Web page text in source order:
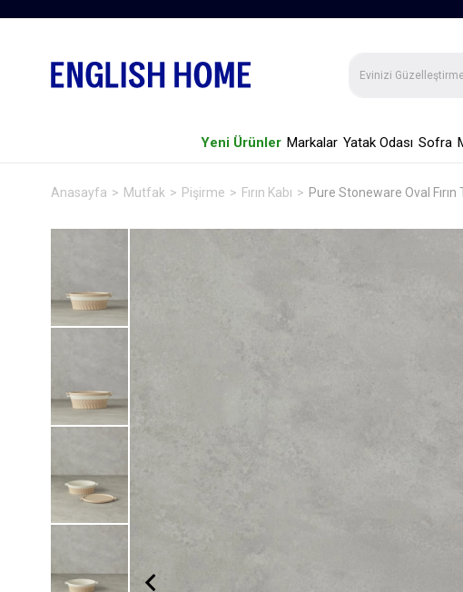
Yeni Ürünler Markalar Yatak Odası Sofra
Anasayfa Mutfak Pişirme Fırın Kabı Pure Stoneware Oval